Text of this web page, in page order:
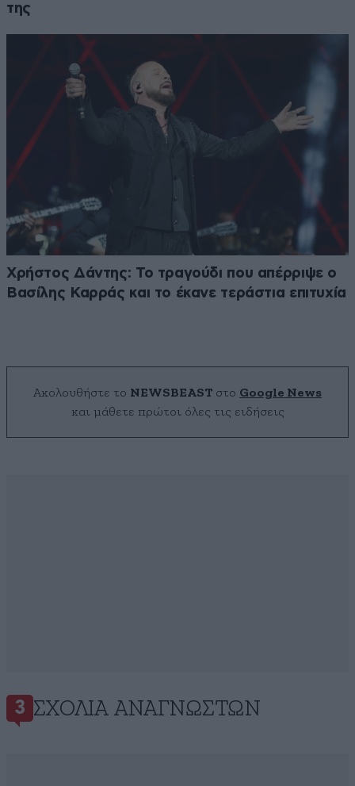
της
Χρήστος Δάντης: Το τραγούδι που απέρριψε ο
Βασίλης Καρράς και το έκανε τεράστια επιτυχία
Ακολουθήστε το NEWSBEAST στο Google News
και μάθετε πρώτοι όλες τις ειδήσεις
3 ΣΧΌΛΙΑ ΑΝΑΓΝΩΣΤΏΝ